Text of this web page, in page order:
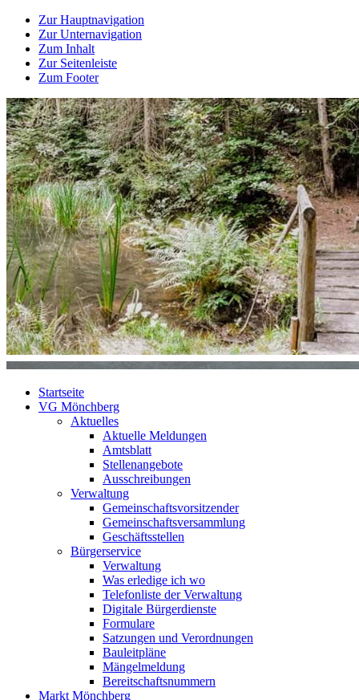
Zur Hauptnavigation
Zur Unternavigation
Zum Inhalt
Zur Seitenleiste
Zum Footer
Startseite
VG Mönchberg
Aktuelles
Aktuelle Meldungen
Amtsblatt
Stellenangebote
Ausschreibungen
Verwaltung
Gemeinschaftsvorsitzender
Gemeinschaftsversammlung
Geschäftsstellen
Bürgerservice
Verwaltung
Was erledige ich wo
Telefonliste der Verwaltung
Digitale Bürgerdienste
Formulare
Satzungen und Verordnungen
Bauleitpläne
Mängelmeldung
Bereitschaftsnummern
Markt Mönchberg